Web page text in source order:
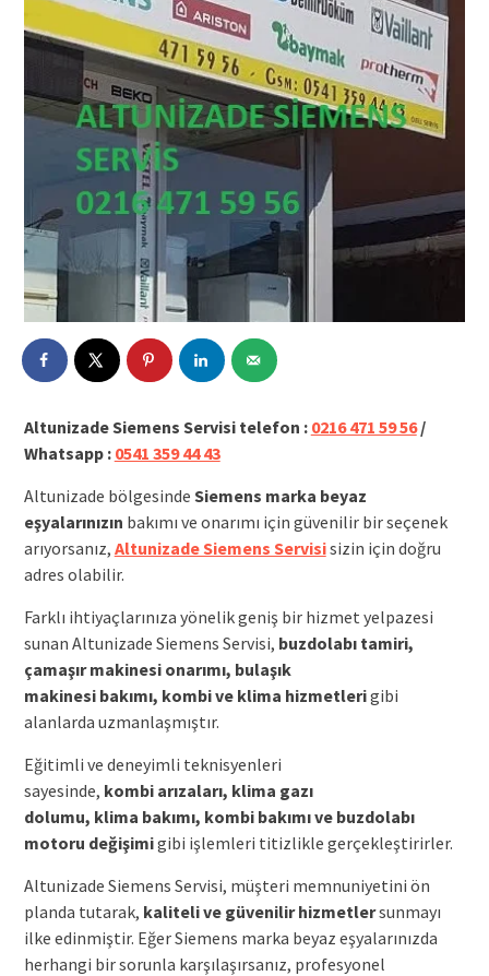
Altunizade Siemens Servisi telefon : 0216 471 59 56/
Whatsapp : 0541 359 44 43
Altunizade bölgesinde Siemens marka beyaz
eşyalarınızın bakımı ve onarımı için güvenilir bir seçenek
arıyorsanız, Altunizade Siemens Servisisizin için doğru
adres olabilir.
Farklı ihtiyaçlarınıza yönelik geniş bir hizmet yelpazesi
sunan Altunizade Siemens Servisi, buzdolabı tamiri,
çamaşır makinesi onarımı, bulaşık
makinesibakımı, kombive klima hizmetlerigibi
alanlarda uzmanlaşmıştır.
Eğitimli ve deneyimli teknisyenleri
sayesinde, kombiarızaları, klima gazı
dolumu, klima bakımı, kombibakımı ve buzdolabı
motoru değişimigibi işlemleri titizlikle gerçekleştirirler.
Altunizade Siemens Servisi, müşteri memnuniyetini ön
planda tutarak, kaliteli ve güvenilir hizmetlersunmayı
ilke edinmiştir. Eğer Siemens marka beyaz eşyalarınızda
herhangi bir sorunla karşılaşırsanız, profesyonel